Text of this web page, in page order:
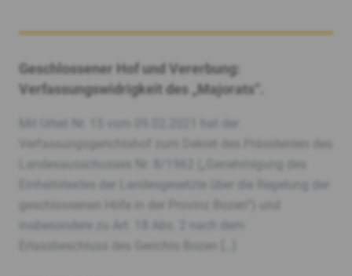
Geschlossener Hof und Vererbung:
Verfassungswidrigkeit des „Majorats“.
Mit Urteil Nr. 15 vom 09.02.2021 hat der
Verfassungsgerichtshof zum Dekret des Präsidenten des
Landesausschusses Nr. 8/1962 („Genehmigung des
Einheitstextes der Landesgesetzte über die Regelung der
geschlossenen Höfe in der Provinz Bozen“) und
insbesondere zu Art. 18 Abs. 2 nach dem
Erlassbeschluss des Gerichts Bozen […]